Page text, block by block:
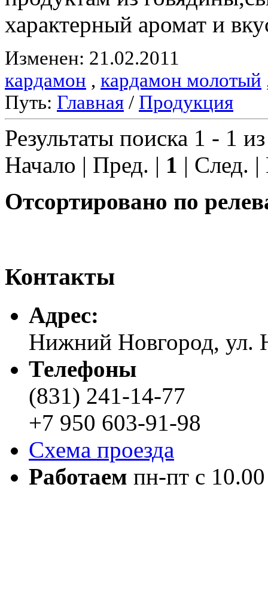
характерный аромат и
Изменен: 21.02.2011
кардамон , кардамон молотый
Путь: Главная / Продукция
Результаты поиска 1 - 1
Начало | Пред. | 1 | След.
Отсортировано по
Контакты
Адреc:
Нижний Новгород, ул.
Телефоны
(831) 241-14-77
+7 950 603-91-98
Схема проезда
Работаем пн-пт с